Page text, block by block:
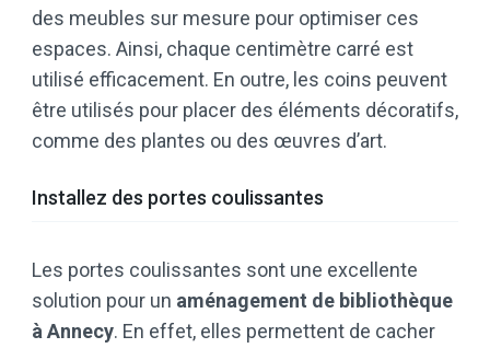
des meubles sur mesure pour optimiser ces
espaces. Ainsi, chaque centimètre carré est
utilisé efficacement. En outre, les coins peuvent
être utilisés pour placer des éléments décoratifs,
comme des plantes ou des œuvres d’art.
Installez des portes coulissantes
Les portes coulissantes sont une excellente
solution pour un aménagement de bibliothèque
à Annecy. En effet, elles permettent de cacher